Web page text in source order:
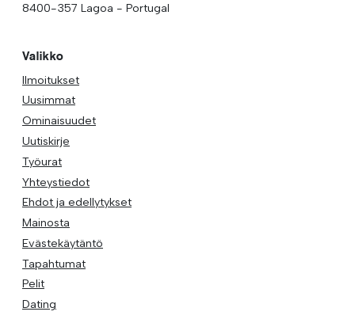
8400-357 Lagoa - Portugal
Valikko
Ilmoitukset
Uusimmat
Ominaisuudet
Uutiskirje
Työurat
Yhteystiedot
Ehdot ja edellytykset
Mainosta
Evästekäytäntö
Tapahtumat
Pelit
Dating